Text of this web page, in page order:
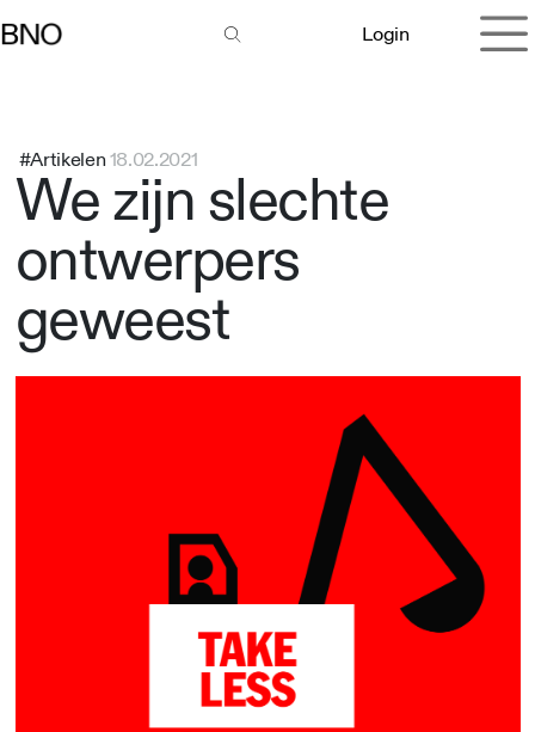
Login
#Artikelen18.02.2021
We zijn slechte
ontwerpers
geweest